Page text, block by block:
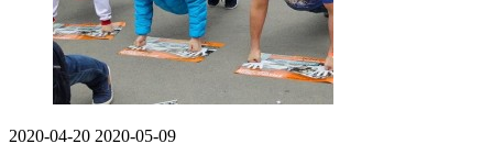
2020-04-20 2020-05-09